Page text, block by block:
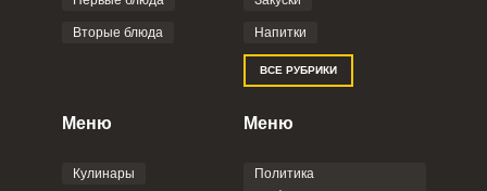
Вторые блюда Напитки
ВСЕ РУБРИКИ
Меню
Кулинары
Меню
Политика